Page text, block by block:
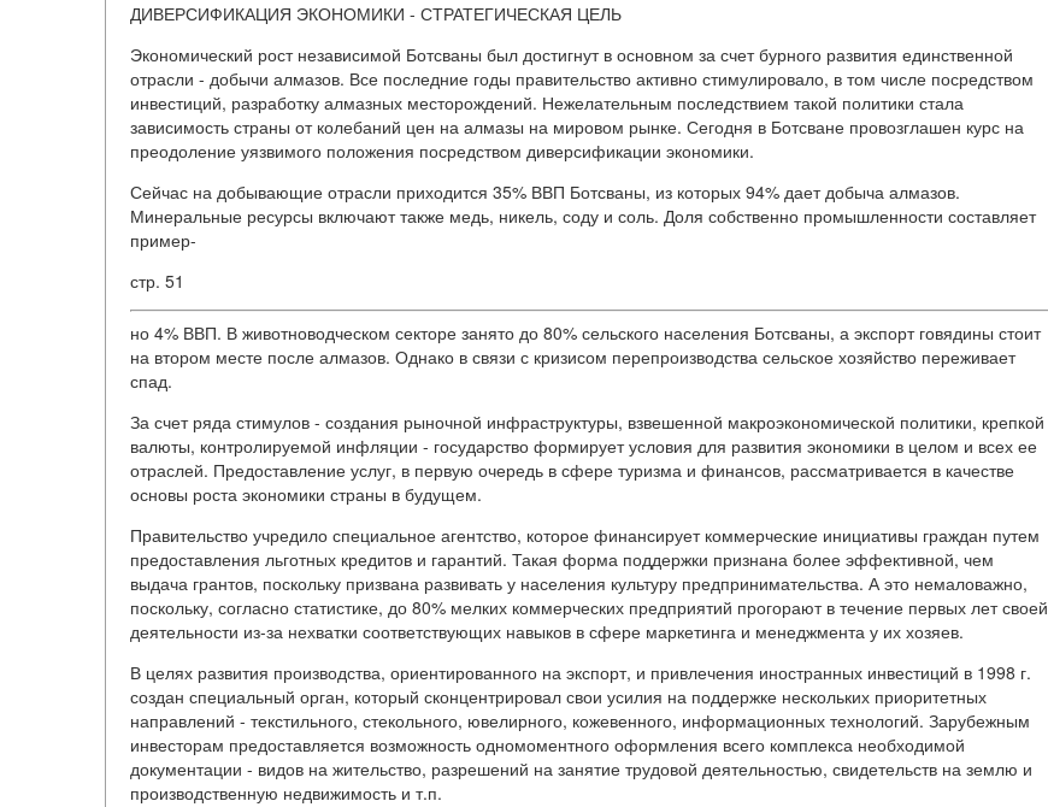
ДИВЕРСИФИКАЦИЯ ЭКОНОМИКИ - СТРАТЕГИЧЕСКАЯ ЦЕЛЬ
Экономический рост независимой Ботсваны был достигнут в основном за счет бурного развития единственной
отрасли - добычи алмазов. Все последние годы правительство активно стимулировало, в том числе посредством
инвестиций, разработку алмазных месторождений. Нежелательным последствием такой политики стала
зависимость страны от колебаний цен на алмазы на мировом рынке. Сегодня в Ботсване провозглашен курс на
преодоление уязвимого положения посредством диверсификации экономики.
Сейчас на добывающие отрасли приходится 35% ВВП Ботсваны, из которых 94% дает добыча алмазов.
Минеральные ресурсы включают также медь, никель, соду и соль. Доля собственно промышленности составляет
пример-
стр. 51
но 4% ВВП. В животноводческом секторе занято до 80% сельского населения Ботсваны, а экспорт говядины стоит
на втором месте после алмазов. Однако в связи с кризисом перепроизводства сельское хозяйство переживает
спад.
За счет ряда стимулов - создания рыночной инфраструктуры, взвешенной макроэкономической политики, крепкой
валюты, контролируемой инфляции - государство формирует условия для развития экономики в целом и всех ее
отраслей. Предоставление услуг, в первую очередь в сфере туризма и финансов, рассматривается в качестве
основы роста экономики страны в будущем.
Правительство учредило специальное агентство, которое финансирует коммерческие инициативы граждан путем
предоставления льготных кредитов и гарантий. Такая форма поддержки признана более эффективной, чем
выдача грантов, поскольку призвана развивать у населения культуру предпринимательства. А это немаловажно,
поскольку, согласно статистике, до 80% мелких коммерческих предприятий прогорают в течение первых лет своей
деятельности из-за нехватки соответствующих навыков в сфере маркетинга и менеджмента у их хозяев.
В целях развития производства, ориентированного на экспорт, и привлечения иностранных инвестиций в 1998 г.
создан специальный орган, который сконцентрировал свои усилия на поддержке нескольких приоритетных
направлений - текстильного, стекольного, ювелирного, кожевенного, информационных технологий. Зарубежным
инвесторам предоставляется возможность одномоментного оформления всего комплекса необходимой
документации - видов на жительство, разрешений на занятие трудовой деятельностью, свидетельств на землю и
производственную недвижимость и т.п.